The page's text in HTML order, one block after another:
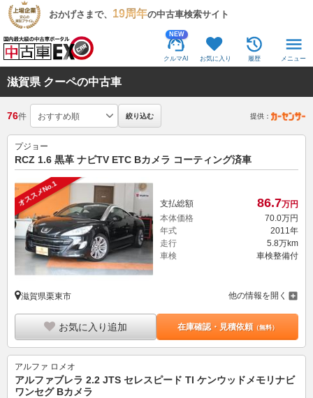
おかげさまで、 19周年の中古車検索サイト
NEW
クルマAI お気に入り 履歴 メニュー
滋賀県 クーペの中古車
76件 絞り込む 提供：
プジョー
RCZ 1.6 黒革 ナビTV ETC Bカメラ コーティング済車
オススメNo.1 支払総額 86.7万円
本体価格
70.0万円
年式
2011年
走行
5.8万km
車検
車検整備付
滋賀県栗東市 他の情報を開く
お気に入り追加 在庫確認・見積依頼（無料）
アルファ ロメオ
アルファブレラ 2.2 JTS セレスピード TI ケンウッドメモリナビ
ワンセグ Bカメラ